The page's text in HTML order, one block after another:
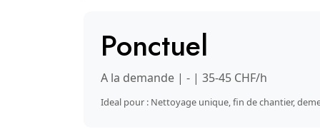
Ponctuel
A la demande | - | 35-45 CHF/h
Ideal pour : Nettoyage unique, fin de chantier,